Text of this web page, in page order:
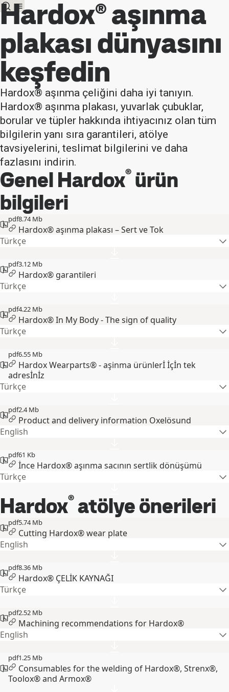
Hardox® aşınma
plakası dünyasını
keşfedin
Hardox® aşınma çeliğini daha iyi tanıyın.
Hardox® aşınma plakası, yuvarlak çubuklar,
borular ve tüpler hakkında ihtiyacınız olan tüm
bilgilerin yanı sıra garantileri, atölye
tavsiyelerini, teslimat bilgilerini ve daha
fazlasını indirin.
Genel Hardox® ürün
bilgileri
pdf8.74 Mb
Hardox® aşınma plakası – Sert ve Tok
Türkçe
pdf3.12 Mb
Hardox® garantileri
Türkçe
pdf4.22 Mb
Hardox® In My Body - The sign of quality
Türkçe
pdf6.55 Mb
Hardox Wearparts® - aşinma ürünlerİ İçİn tek
adresİnİz
Türkçe
pdf2.4 Mb
Product and delivery information Oxelösund
English
pdf61 Kb
İnce Hardox® aşınma sacının sertlik dönüşümü
Türkçe
Hardox®atölye önerileri
pdf5.74 Mb
Cutting Hardox® wear plate
English
pdf8.36 Mb
Hardox® ÇELİK KAYNAĞI
Türkçe
pdf2.52 Mb
Machining recommendations for Hardox®
English
pdf1.25 Mb
Consumables for the welding of Hardox®, Strenx®,
Toolox® and Armox®